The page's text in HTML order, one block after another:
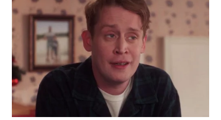
WAHANA
WAHANA
TANI
WAHANA
ADVOKAT